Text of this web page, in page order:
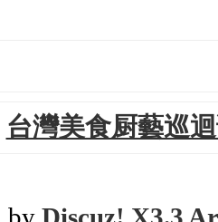
台灣美食厨藝巡